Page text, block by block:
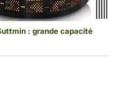
: grande capacité